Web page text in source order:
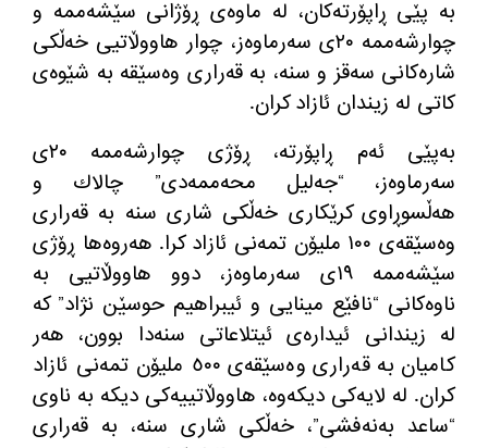
به‌ پێی ڕاپۆرته‌كان، له‌ ماوه‌ی ڕۆژانی سێشه‌ممه‌ و
چوارشه‌ممه‌ ٢٠ی سه‌رماوه‌ز، چوار هاووڵاتیی خەڵکی
شارەکانی سەقز و سنە، بە قه‌راری وه‌سێقه‌ به‌ شێوه‌ی
كاتی له‌ زیندان ئازاد کران.
بەپێی ئه‌م ڕاپۆرته‌، ڕۆژی چوارشه‌ممه‌ ٢٠ی
سه‌رماوه‌ز، “جه‌لیل محه‌ممه‌دی” چالاك و
هه‌ڵسوڕاوی كرێكاری خه‌ڵكی شاری سنه‌ به‌ قه‌راری
وه‌سێقه‌ی ١٠٠ ملیۆن تمه‌نی ئازاد كرا. هه‌روه‌ها ڕۆژی
سێشەممە ١٩ی سەرماوەز، دوو هاووڵاتیی بە
ناوەکانی “نافێع مینایی و ئیبراهیم حوسێن ‌نژاد” کە
لە زیندانی ئیدارەی ئیتلاعاتی سنەدا بوون، هەر
کامیان به‌ قه‌راری وه‌سێقه‌ی ٥٠٠ ملیۆن تمەنی ئازاد
کران. لە لایەکی دیکەوە، هاووڵاتییەکی دیکە بە ناوی
“ساعد بەنەفشی”، خەڵکی شاری سنە، بە قه‌راری